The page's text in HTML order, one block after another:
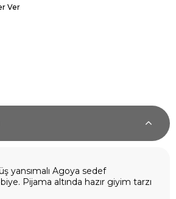
Ver
yansımalı Agoya sedef
Pijama altında hazır giyim tarzı